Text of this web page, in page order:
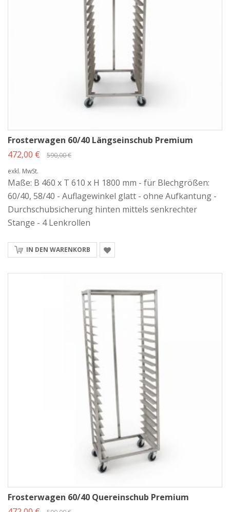
Frosterwagen 60/40 Längseinschub Premium
472,00 €
590,00 €
exkl. MwSt.
Maße: B 460 x T 610 x H 1800 mm - für Blechgrößen:
60/40, 58/40 - Auflagewinkel glatt - ohne Aufkantung -
Durchschubsicherung hinten mittels senkrechter
Stange - 4 Lenkrollen
IN DEN WARENKORB
Frosterwagen 60/40 Quereinschub Premium